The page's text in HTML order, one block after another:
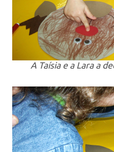
A Taísia e a Lara a